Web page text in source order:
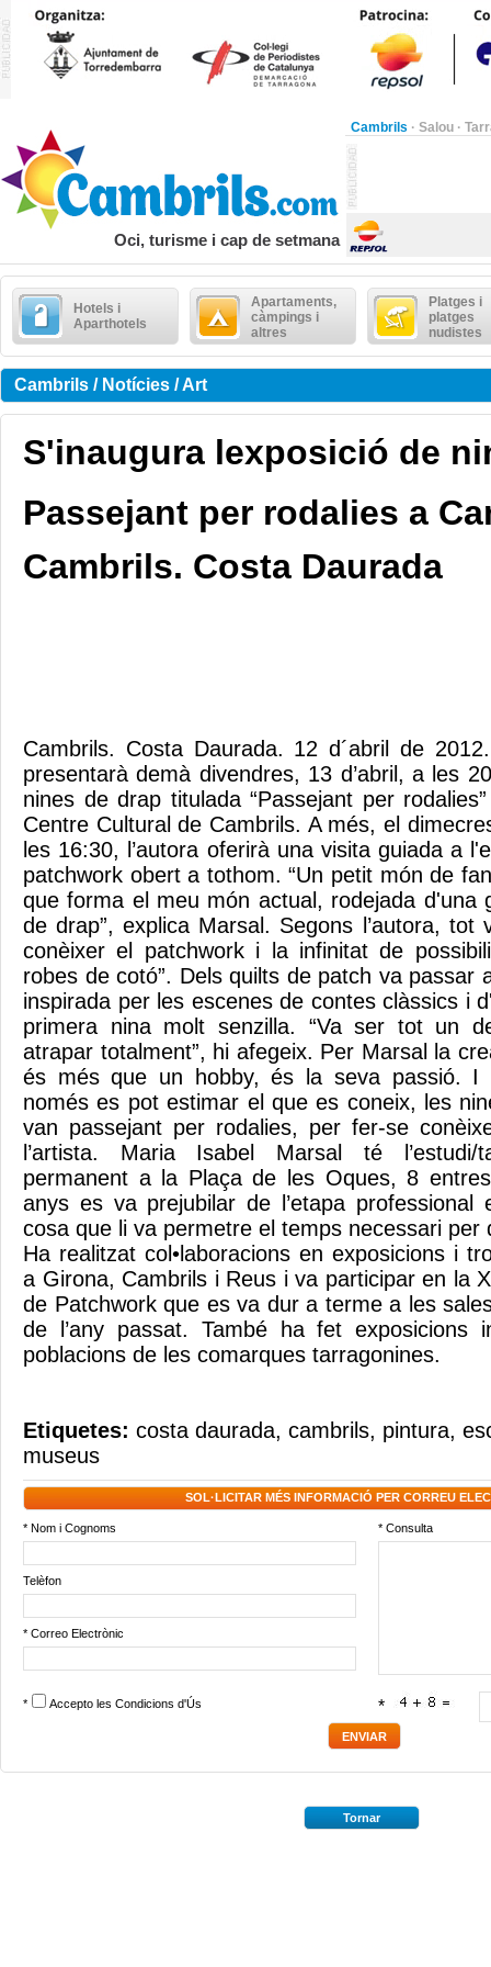
Cambrils · Salou ·
Oci, turisme i cap de setmana
Hotels i
Aparthotels
Apartaments,
càmpings i
altres
Platges i
platges
nudistes
Cambrils / Notícies / Art
S'inaugura lexposició de
Passejant per rodalies a
Cambrils. Costa Daurada
Cambrils. Costa Daurada. 12 d´abril de
presentarà demà divendres, 13 d’abril, a les
nines de drap titulada “Passejant per
Centre Cultural de Cambrils. A més, el
les 16:30, l’autora oferirà una visita guiada a
patchwork obert a tothom. “Un petit món de
que forma el meu món actual, rodejada d'una
de drap”, explica Marsal. Segons l’autora, tot
conèixer el patchwork i la infinitat de
robes de cotó”. Dels quilts de patch va passar
inspirada per les escenes de contes clàssics i
primera nina molt senzilla. “Va ser tot un
atrapar totalment”, hi afegeix. Per Marsal la
és més que un hobby, és la seva passió. I
només es pot estimar el que es coneix, les
van passejant per rodalies, per fer-se
l’artista. Maria Isabel Marsal té l’estudi/
permanent a la Plaça de les Oques, 8
anys es va prejubilar de l’etapa professional
cosa que li va permetre el temps necessari per
Ha realitzat col•laboracions en exposicions i
a Girona, Cambrils i Reus i va participar en la
de Patchwork que es va dur a terme a les
de l’any passat. També ha fet exposicions
poblacions de les comarques tarragonines.
Etiquetes: costa daurada, cambrils, pintura,
museus
SOL·LICITAR MÉS INFORMACIÓ PER CORREU
* Nom i Cognoms * Consulta
Telèfon
* Correo Electrònic
* Accepto les Condicions d'Ús *
Tornar